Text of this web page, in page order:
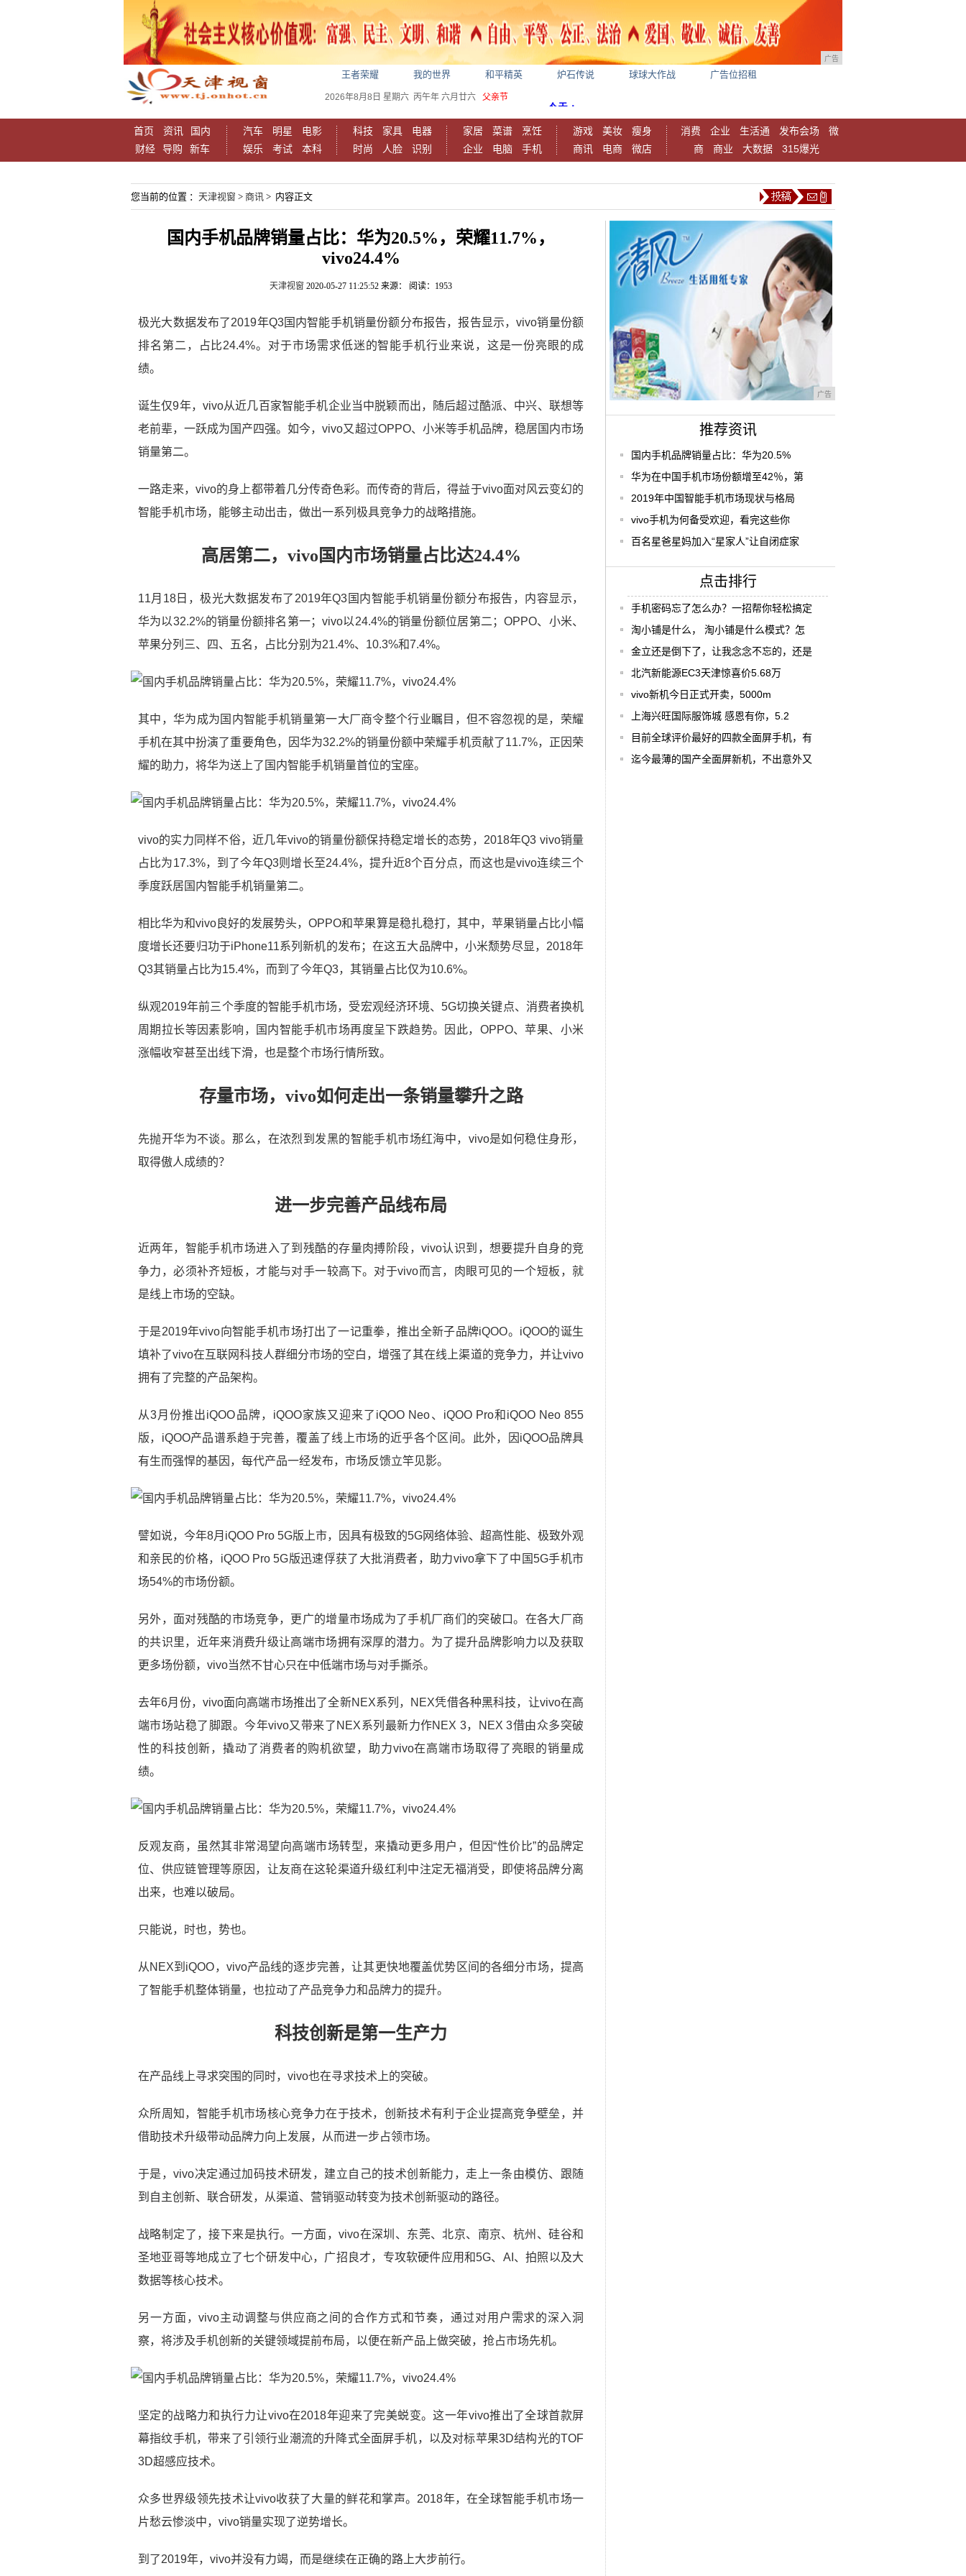
广告
王者荣耀 我的世界 和平精英 炉石传说 球球大作战 广告位招租
2026年8月8日 星期六 丙午年 六月廿六 父亲节
首页 资讯
国内
财经
导购 新车
汽车 明星
电影
娱乐
考试 本科
科技 家具
电器
时尚
人脸 识别
家居 菜谱
烹饪
企业
电脑 手机
游戏 美妆
瘦身
商讯
电商 微店
消费 企业 生活通 发布会场
微
商
商业 大数据 315爆光
您当前的位置 ： 天津视窗 > 商讯 > 内容正文
国内手机品牌销量占比：华为20.5%，荣耀11.7%，
vivo24.4%
天津视窗 2020-05-27 11:25:52 来源： 阅读：1953
极光大数据发布了2019年Q3国内智能手机销量份额分布报告，报告显示，vivo销量份额
排名第二，占比24.4%。对于市场需求低迷的智能手机行业来说，这是一份亮眼的成
绩。
诞生仅9年，vivo从近几百家智能手机企业当中脱颖而出，随后超过酷派、中兴、联想等
老前辈，一跃成为国产四强。如今，vivo又超过OPPO、小米等手机品牌，稳居国内市场
销量第二。
一路走来，vivo的身上都带着几分传奇色彩。而传奇的背后，得益于vivo面对风云变幻的
智能手机市场，能够主动出击，做出一系列极具竞争力的战略措施。
高居第二，vivo国内市场销量占比达24.4%
11月18日，极光大数据发布了2019年Q3国内智能手机销量份额分布报告，内容显示，
华为以32.2%的销量份额排名第一；vivo以24.4%的销量份额位居第二；OPPO、小米、
苹果分列三、四、五名，占比分别为21.4%、10.3%和7.4%。
其中，华为成为国内智能手机销量第一大厂商令整个行业瞩目，但不容忽视的是，荣耀
手机在其中扮演了重要角色，因华为32.2%的销量份额中荣耀手机贡献了11.7%，正因荣
耀的助力，将华为送上了国内智能手机销量首位的宝座。
vivo的实力同样不俗，近几年vivo的销量份额保持稳定增长的态势，2018年Q3 vivo销量
占比为17.3%，到了今年Q3则增长至24.4%，提升近8个百分点，而这也是vivo连续三个
季度跃居国内智能手机销量第二。
相比华为和vivo良好的发展势头，OPPO和苹果算是稳扎稳打，其中，苹果销量占比小幅
度增长还要归功于iPhone11系列新机的发布；在这五大品牌中，小米颓势尽显，2018年
Q3其销量占比为15.4%，而到了今年Q3，其销量占比仅为10.6%。
纵观2019年前三个季度的智能手机市场，受宏观经济环境、5G切换关键点、消费者换机
周期拉长等因素影响，国内智能手机市场再度呈下跌趋势。因此，OPPO、苹果、小米
涨幅收窄甚至出线下滑，也是整个市场行情所致。
存量市场，vivo如何走出一条销量攀升之路
先抛开华为不谈。那么，在浓烈到发黑的智能手机市场红海中，vivo是如何稳住身形，
取得傲人成绩的？
进一步完善产品线布局
近两年，智能手机市场进入了到残酷的存量肉搏阶段，vivo认识到，想要提升自身的竞
争力，必须补齐短板，才能与对手一较高下。对于vivo而言，肉眼可见的一个短板，就
是线上市场的空缺。
于是2019年vivo向智能手机市场打出了一记重拳，推出全新子品牌iQOO。iQOO的诞生
填补了vivo在互联网科技人群细分市场的空白，增强了其在线上渠道的竞争力，并让vivo
拥有了完整的产品架构。
从3月份推出iQOO品牌，iQOO家族又迎来了iQOO Neo、iQOO Pro和iQOO Neo 855
版，iQOO产品谱系趋于完善，覆盖了线上市场的近乎各个区间。此外，因iQOO品牌具
有生而强悍的基因，每代产品一经发布，市场反馈立竿见影。
譬如说，今年8月iQOO Pro 5G版上市，因具有极致的5G网络体验、超高性能、极致外观
和亲民的价格，iQOO Pro 5G版迅速俘获了大批消费者，助力vivo拿下了中国5G手机市
场54%的市场份额。
另外，面对残酷的市场竞争，更广的增量市场成为了手机厂商们的突破口。在各大厂商
的共识里，近年来消费升级让高端市场拥有深厚的潜力。为了提升品牌影响力以及获取
更多场份额，vivo当然不甘心只在中低端市场与对手撕杀。
去年6月份，vivo面向高端市场推出了全新NEX系列，NEX凭借各种黑科技，让vivo在高
端市场站稳了脚跟。今年vivo又带来了NEX系列最新力作NEX 3，NEX 3借由众多突破
性的科技创新，撬动了消费者的购机欲望，助力vivo在高端市场取得了亮眼的销量成
绩。
反观友商，虽然其非常渴望向高端市场转型，来撬动更多用户，但因“性价比”的品牌定
位、供应链管理等原因，让友商在这轮渠道升级红利中注定无福消受，即使将品牌分离
出来，也难以破局。
只能说，时也，势也。
从NEX到iQOO，vivo产品线的逐步完善，让其更快地覆盖优势区间的各细分市场，提高
了智能手机整体销量，也拉动了产品竞争力和品牌力的提升。
科技创新是第一生产力
在产品线上寻求突围的同时，vivo也在寻求技术上的突破。
众所周知，智能手机市场核心竞争力在于技术，创新技术有利于企业提高竞争壁垒，并
借助技术升级带动品牌力向上发展，从而进一步占领市场。
于是，vivo决定通过加码技术研发，建立自己的技术创新能力，走上一条由模仿、跟随
到自主创新、联合研发，从渠道、营销驱动转变为技术创新驱动的路径。
战略制定了，接下来是执行。一方面，vivo在深圳、东莞、北京、南京、杭州、硅谷和
圣地亚哥等地成立了七个研发中心，广招良才，专攻软硬件应用和5G、AI、拍照以及大
数据等核心技术。
另一方面，vivo主动调整与供应商之间的合作方式和节奏，通过对用户需求的深入洞
察，将涉及手机创新的关键领域提前布局，以便在新产品上做突破，抢占市场先机。
坚定的战略力和执行力让vivo在2018年迎来了完美蜕变。这一年vivo推出了全球首款屏
幕指纹手机，带来了引领行业潮流的升降式全面屏手机，以及对标苹果3D结构光的TOF
3D超感应技术。
众多世界级领先技术让vivo收获了大量的鲜花和掌声。2018年，在全球智能手机市场一
片愁云惨淡中，vivo销量实现了逆势增长。
到了2019年，vivo并没有力竭，而是继续在正确的路上大步前行。
广告
推荐资讯
国内手机品牌销量占比：华为20.5%
华为在中国手机市场份额增至42％，第
2019年中国智能手机市场现状与格局
vivo手机为何备受欢迎，看完这些你
百名星爸星妈加入“星家人”让自闭症家
点击排行
手机密码忘了怎么办？一招帮你轻松搞定
淘小铺是什么， 淘小铺是什么模式？怎
金立还是倒下了，让我念念不忘的，还是
北汽新能源EC3天津惊喜价5.68万
vivo新机今日正式开卖，5000m
上海兴旺国际服饰城 感恩有你，5.2
目前全球评价最好的四款全面屏手机，有
迄今最薄的国产全面屏新机，不出意外又